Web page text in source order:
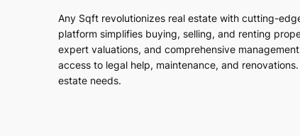
Any Sqft revolutionizes real estate with cutting-
platform simplifies buying, selling, and renting
expert valuations, and comprehensive
access to legal help, maintenance, and
estate needs.